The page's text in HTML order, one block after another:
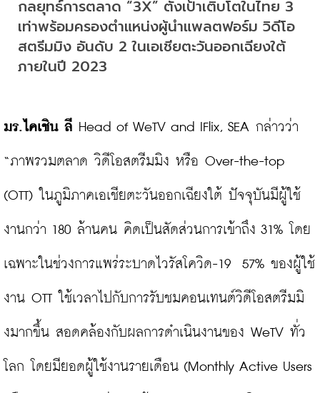
กลยุทธ์การตลาด “3X” ตั้งเป้าเติบโตในไทย 3
เท่าพร้อมครองตำแหน่งผู้นำแพลตฟอร์ม วิดีโอ
สตรีมมิง อันดับ 2 ในเอเชียตะวันออกเฉียงใต้
ภายในปี 2023
มร.ไคเชิน ลี Head of WeTV and IFlix, SEA กล่าวว่า
“ภาพรวมตลาด วิดีโอสตรีมมิง หรือ Over-the-top
(OTT) ในภูมิภาคเอเชียตะวันออกเฉียงใต้ ปัจจุบันมีผู้ใช้
งานกว่า 180 ล้านคน คิดเป็นสัดส่วนการเข้าถึง 31% โดย
เฉพาะในช่วงการแพร่ระบาดไวรัสโควิด-19  57% ของผู้ใช้
งาน OTT ใช้เวลาไปกับการรับชมคอนเทนต์วิดีโอสตรีมมิ
งมากขึ้น สอดคล้องกับผลการดำเนินงานของ WeTV ทั่ว
โลก โดยมียอดผู้ใช้งานรายเดือน (Monthly Active Users